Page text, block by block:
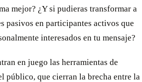
mejor? ¿Y si pudieras transformar a
pasivos en participantes activos que
interesados en tu mensaje?
en juego las herramientas de
público, que cierran la brecha entre la